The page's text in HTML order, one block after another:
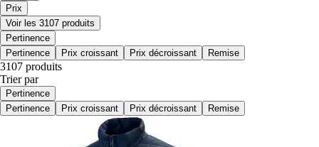
Prix
Voir les 3107 produits
Pertinence
Pertinence
Prix croissant Prix décroissant Remise
3107 produits
Trier par
Pertinence
Pertinence
Prix croissant Prix décroissant Remise